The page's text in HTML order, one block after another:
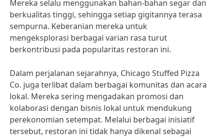
Mereka selalu menggunakan bahan-bahan segar dan
berkualitas tinggi, sehingga setiap gigitannya terasa
sempurna. Keberanian mereka untuk
mengeksplorasi berbagai varian rasa turut
berkontribusi pada popularitas restoran ini.
Dalam perjalanan sejarahnya, Chicago Stuffed Pizza
Co. juga terlibat dalam berbagai komunitas dan acara
lokal. Mereka sering mengadakan promosi dan
kolaborasi dengan bisnis lokal untuk mendukung
perekonomian setempat. Melalui berbagai inisiatif
tersebut, restoran ini tidak hanya dikenal sebagai